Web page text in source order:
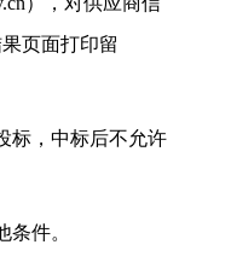
页面打印留
标，中标后不允许
件。